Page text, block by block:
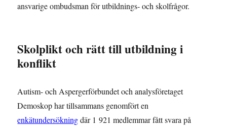
ansvarige ombudsman för utbildnings- och skolfrågor.
Skolplikt och rätt till utbildning i
konflikt
Autism- och Aspergerförbundet och analysföretaget
Demoskop har tillsammans genomfört en
enkätundersökningdär 1 921 medlemmar fått svara på